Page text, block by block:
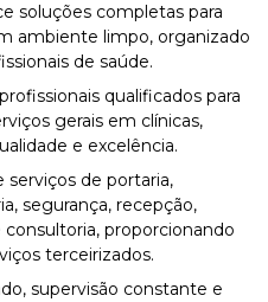
soluções completas para
ambiente limpo, organizado
de saúde.
qualificados para
gerais em clínicas,
e excelência.
serviços de portaria,
segurança, recepção,
proporcionando
terceirizados.
supervisão constante e